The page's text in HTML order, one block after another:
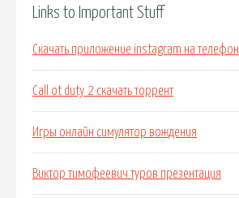
Links to Important Stuff
Скачать приложение instagram на телефон
Call ot duty 2 скачать торрент
Игры онлайн симулятор вождения
Виктор тимофеевич туров презентация